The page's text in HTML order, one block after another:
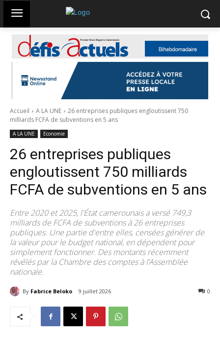
Accueil A LA UNE
26 entreprises publiques engloutissent 750
milliards FCFA de subventions en 5 ans
A LA UNE Economie
26 entreprises publiques
engloutissent 750 milliards
FCFA de subventions en 5 ans
Entre 2020 et 2025, l'État camerounais a versé 749,3
milliards de FCFA de subventions à 26 entreprises
publiques. Une partie d'entre elles, censées générer de
la valeur pour le budget national, en dépendent pour
simplement fonctionner. Des montants récemment
révélés par la Chambre des comptes à l’Assemblée
nationale.
By Fabrice Beloko 9 juillet 2026 0